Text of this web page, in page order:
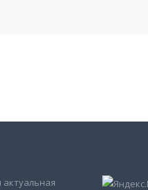
актуальная